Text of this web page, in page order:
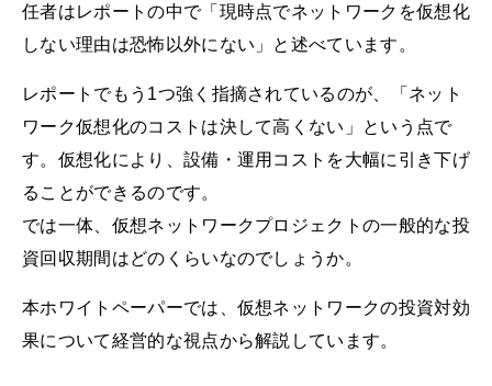
任者はレポートの中で「現時点でネットワークを仮想化
しない理由は恐怖以外にない」と述べています。
レポートでもう1つ強く指摘されているのが、「ネット
ワーク仮想化のコストは決して高くない」という点で
す。仮想化により、設備・運用コストを大幅に引き下げ
ることができるのです。
では一体、仮想ネットワークプロジェクトの一般的な投
資回収期間はどのくらいなのでしょうか。
本ホワイトペーパーでは、仮想ネットワークの投資対効
果について経営的な視点から解説しています。